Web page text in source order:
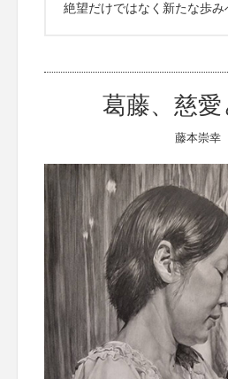
絶望だけではなく新たな歩み
葛藤、慈
藤本崇幸